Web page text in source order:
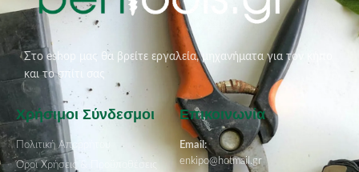
Στο eshop μας θα βρείτε εργαλεία, μηχανήματα για τον κήπο
και το σπίτι σας
Χρήσιμοι Σύνδεσμοι
Πολιτική Απορρήτου
Όροι Χρήσεις & Προϋποθέσεις
Επικοινωνία
Email:
enkipo@hotmail.gr